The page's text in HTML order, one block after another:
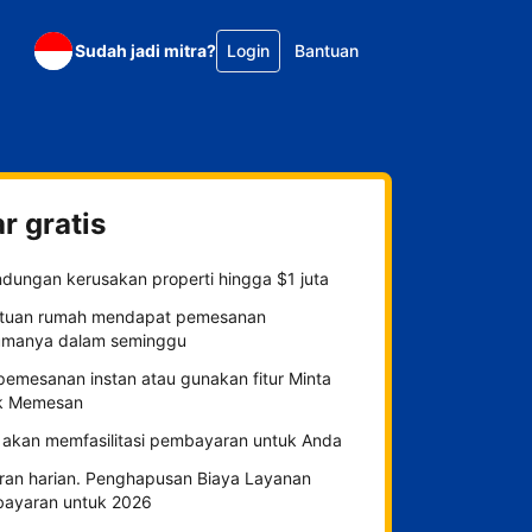
Sudah jadi mitra? Login Bantuan
gratis
kerusakan properti hingga $1 juta
rumah mendapat pemesanan
dalam seminggu
instan atau gunakan fitur Minta
Memesan
akan memfasilitasi pembayaran untuk Anda
harian. Penghapusan Biaya Layanan
untuk 2026